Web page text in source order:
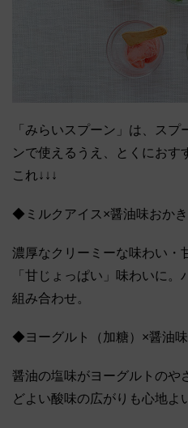
「みらいスプーン」は、ス
ンで使えるうえ、とくにおす
これ↓↓↓
◆ミルクアイス×醤油味おか
濃厚なクリーミーな味わい・
「甘じょっぱい」味わいに
組み合わせ。
◆ヨーグルト（加糖）×醤油
醤油の塩味がヨーグルトのや
どよい酸味の広がりも心地よ